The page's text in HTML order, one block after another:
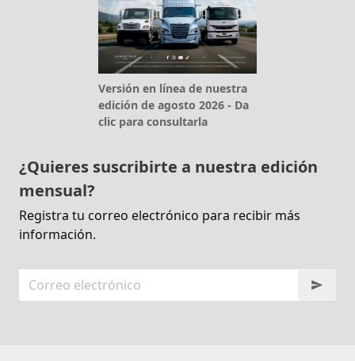
Versión en línea de nuestra
edición de agosto 2026 - Da
clic para consultarla
¿Quieres suscribirte a nuestra edición
mensual?
Registra tu correo electrónico para recibir más
información.